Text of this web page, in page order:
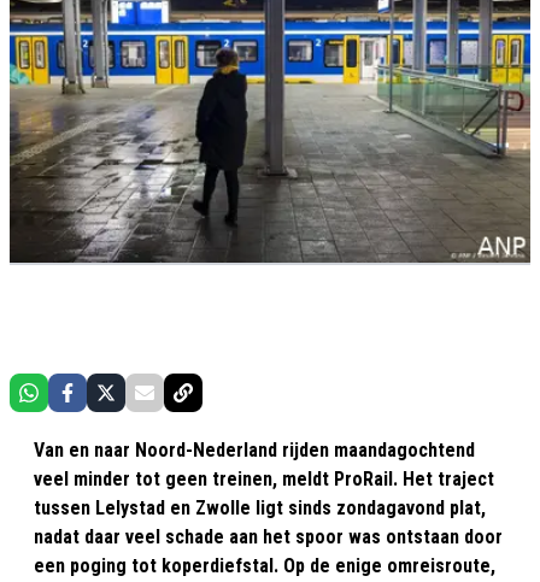
Van en naar Noord-Nederland rijden maandagochtend
veel minder tot geen treinen, meldt ProRail. Het traject
tussen Lelystad en Zwolle ligt sinds zondagavond plat,
nadat daar veel schade aan het spoor was ontstaan door
een poging tot koperdiefstal. Op de enige omreisroute,